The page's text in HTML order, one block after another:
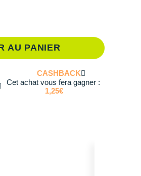
AU PANIER
CASHBACK
Cet achat vous fera gagner :
1,25€